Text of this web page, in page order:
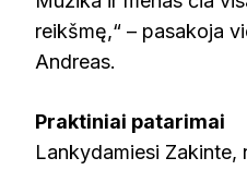
reikšmę,“ – pasakoja
Andreas.
Praktiniai patarimai
Lankydamiesi